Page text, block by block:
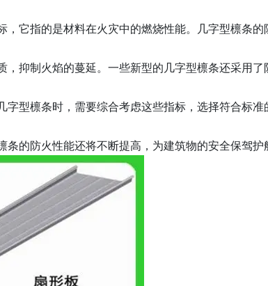
它指的是材料在火灾中的燃烧性能。几字型檩条
抑制火焰的蔓延。一些新型的几字型檩条还采用了
型檩条时，需要综合考虑这些指标，选择符合标准
的防火性能还将不断提高，为建筑物的安全保驾护